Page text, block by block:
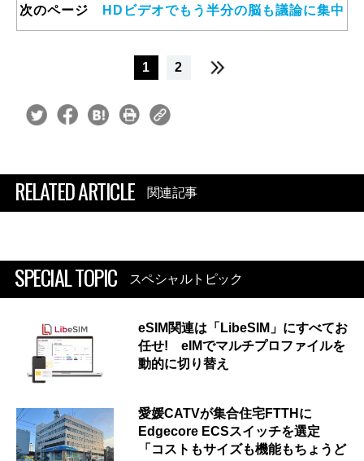
次のページ HDビデオでもう半分の脳も議論に集中
1 2
RELATED ARTICLE 関連記事
SPECIAL TOPIC スペシャルトピック
eSIM関連は「LibeSIM」にすべてお
任せ! eIMでマルチプロファイルを
動的に切り替え
愛媛CATVが集合住宅FTTHに
Edgecore ECSスイッチを選定
「コストもサイズも機能もちょうど